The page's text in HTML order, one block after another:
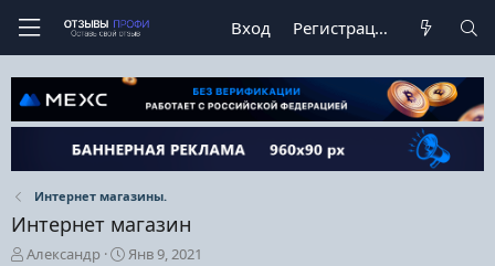
Вход Регистрация
Интернет магазины.
Интернет магазин
А
Александр
Д
Янв 9, 2021